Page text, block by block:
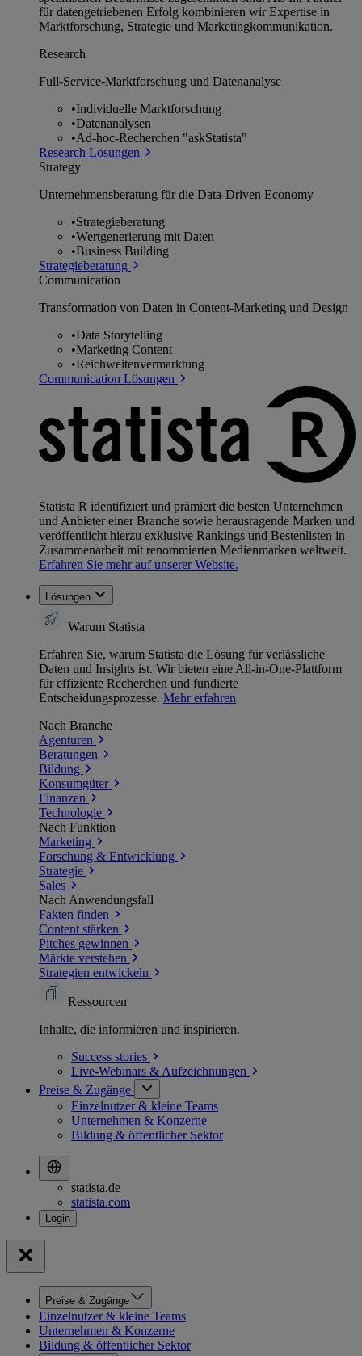
für datengetriebenen Erfolg kombinieren wir Expertise in
Marktforschung, Strategie und Marketingkommunikation.
Research
Full-Service-Marktforschung und Datenanalyse
•Individuelle Marktforschung
•Datenanalysen
•Ad-hoc-Recherchen "askStatista"
Research Lösungen
Strategy
Unternehmens­beratung für die Data-Driven Economy
•Strategieberatung
•Wertgenerierung mit Daten
•Business Building
Strategieberatung
Communication
Transformation von Daten in Content-Marketing und Design
•Data Storytelling
•Marketing Content
•Reichweitenvermarktung
Communication Lösungen
Statista R identifiziert und prämiert die besten Unternehmen
und Anbieter einer Branche sowie herausragende Marken und
veröffentlicht hierzu exklusive Rankings und Bestenlisten in
Zusammenarbeit mit renommierten Medienmarken weltweit.
Erfahren Sie mehr auf unserer Website.
Lösungen
Warum Statista
Erfahren Sie, warum Statista die Lösung für verlässliche
Daten und Insights ist. Wir bieten eine All-in-One-Plattform
für effiziente Recherchen und fundierte
Entscheidungsprozesse. Mehr erfahren
Nach Branche
Agenturen
Beratungen
Bildung
Konsumgüter
Finanzen
Technologie
Nach Funktion
Marketing
Forschung & Entwicklung
Strategie
Sales
Nach Anwendungsfall
Fakten finden
Content stärken
Pitches gewinnen
Märkte verstehen
Strategien entwickeln
Ressourcen
Inhalte, die informieren und inspirieren.
Success stories
Live-Webinars & Aufzeichnungen
Preise & Zugänge
Einzelnutzer & kleine Teams
Unternehmen & Konzerne
Bildung & öffentlicher Sektor
statista.de
statista.com
Preise & Zugänge
Einzelnutzer & kleine Teams
Unternehmen & Konzerne
Bildung & öffentlicher Sektor